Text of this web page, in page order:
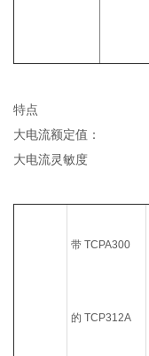
特点
大电流额定值：
大电流灵敏度
带 TCPA300
的 TCP312A